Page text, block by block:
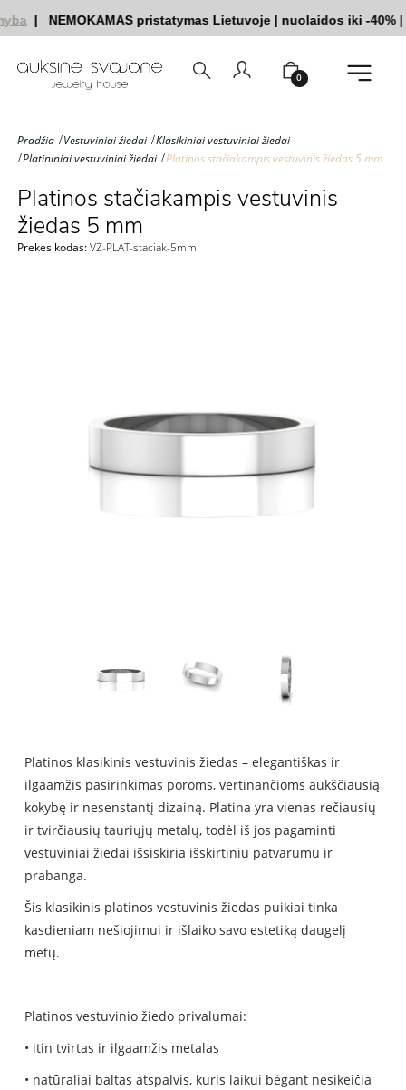
| NEMOKAMAS pristatymas Lietuvoje| nuolaidos iki -40%| |
0
Pradžia Vestuviniai žiedai
Klasikiniai vestuviniai žiedai
Platininiai vestuviniai žiedai
Platinos stačiakampis vestuvinis žiedas 5 mm
Platinos stačiakampis vestuvinis
žiedas 5 mm
Prekės kodas:VZ-PLAT-staciak-5mm
Platinos klasikinis vestuvinis žiedas – elegantiškas ir
ilgaamžis pasirinkimas poroms, vertinančioms aukščiausią
kokybę ir nesenstantį dizainą. Platina yra vienas rečiausių
ir tvirčiausių tauriųjų metalų, todėl iš jos pagaminti
vestuviniai žiedai išsiskiria išskirtiniu patvarumu ir
prabanga.
Šis klasikinis platinos vestuvinis žiedas puikiai tinka
kasdieniam nešiojimui ir išlaiko savo estetiką daugelį
metų.
Platinos vestuvinio žiedo privalumai:
• itin tvirtas ir ilgaamžis metalas
• natūraliai baltas atspalvis, kuris laikui bėgant nesikeičia